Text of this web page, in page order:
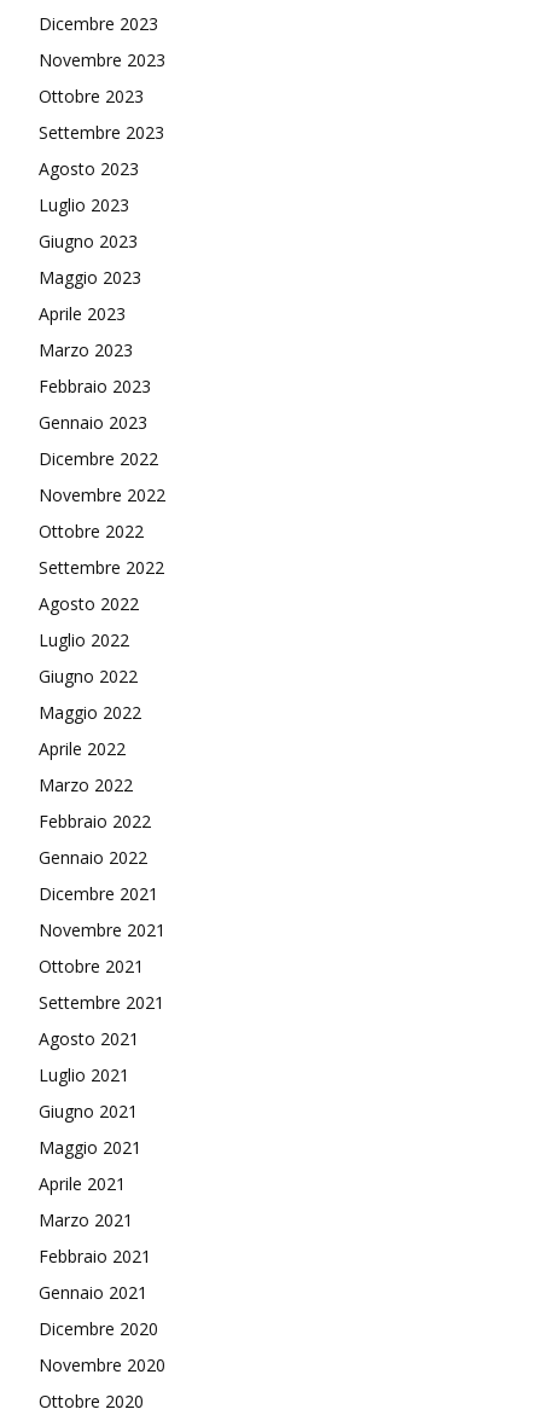
Dicembre 2023
Novembre 2023
Ottobre 2023
Settembre 2023
Agosto 2023
Luglio 2023
Giugno 2023
Maggio 2023
Aprile 2023
Marzo 2023
Febbraio 2023
Gennaio 2023
Dicembre 2022
Novembre 2022
Ottobre 2022
Settembre 2022
Agosto 2022
Luglio 2022
Giugno 2022
Maggio 2022
Aprile 2022
Marzo 2022
Febbraio 2022
Gennaio 2022
Dicembre 2021
Novembre 2021
Ottobre 2021
Settembre 2021
Agosto 2021
Luglio 2021
Giugno 2021
Maggio 2021
Aprile 2021
Marzo 2021
Febbraio 2021
Gennaio 2021
Dicembre 2020
Novembre 2020
Ottobre 2020